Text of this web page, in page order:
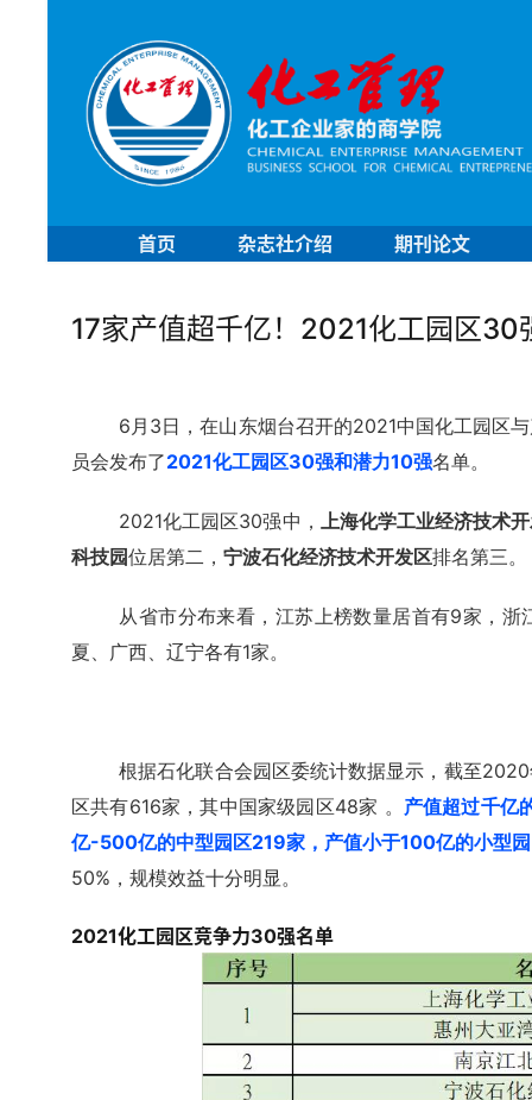
首页 杂志社介绍 期刊论文
17家产值超千亿！2021化工园区30
6月3日，在山东烟台召开的2021中国化工园区
员会发布了2021化工园区30强和潜力10强名单。
2021化工园区30强中， 上海化学工业经济技术
科技园位居第二， 宁波石化经济技术开发区排名第三。
从省市分布来看，江苏上榜数量居首有9家 ，
夏、广西、辽宁各有1家。
根据石化联合会园区委统计数据显示，截至
区共有616家，其中国家级园区48家 。 产值超过千亿
亿-500亿的中型园区219家，产值小于100亿的小型
50%，规模效益十分明显。
2021化工园区竞争力30强名单